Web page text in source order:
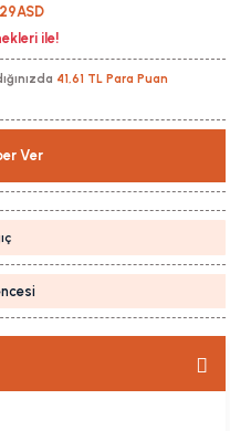
ile!
41,61 TL Para Puan
Ver